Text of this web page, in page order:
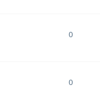
0
0